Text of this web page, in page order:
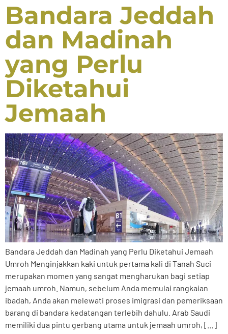
Bandara Jeddah
dan Madinah
yang Perlu
Diketahui
Jemaah
Bandara Jeddah dan Madinah yang Perlu Diketahui Jemaah
Umroh Menginjakkan kaki untuk pertama kali di Tanah Suci
merupakan momen yang sangat mengharukan bagi setiap
jemaah umroh. Namun, sebelum Anda memulai rangkaian
ibadah, Anda akan melewati proses imigrasi dan pemeriksaan
barang di bandara kedatangan terlebih dahulu. Arab Saudi
memiliki dua pintu gerbang utama untuk jemaah umroh, […]